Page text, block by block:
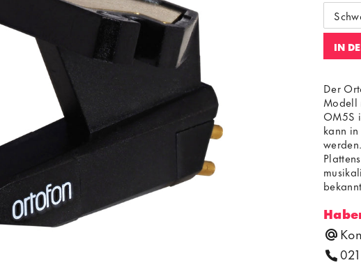
IN
Der
Modell
OM5S
kann